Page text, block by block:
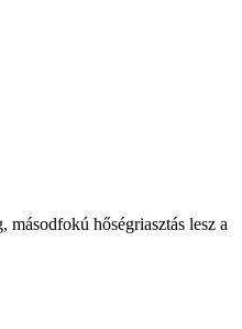
másodfokú hőségriasztás lesz a